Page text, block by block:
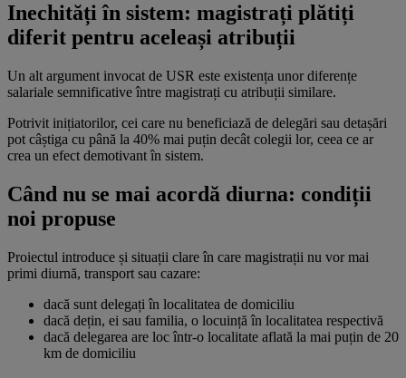
Inechități în sistem: magistrați plătiți
diferit pentru aceleași atribuții
Un alt argument invocat de USR este existența unor diferențe
salariale semnificative între magistrați cu atribuții similare.
Potrivit inițiatorilor, cei care nu beneficiază de delegări sau detașări
pot câștiga cu până la 40% mai puțin decât colegii lor, ceea ce ar
crea un efect demotivant în sistem.
Când nu se mai acordă diurna: condiții
noi propuse
Proiectul introduce și situații clare în care magistrații nu vor mai
primi diurnă, transport sau cazare:
dacă sunt delegați în localitatea de domiciliu
dacă dețin, ei sau familia, o locuință în localitatea respectivă
dacă delegarea are loc într-o localitate aflată la mai puțin de 20
km de domiciliu